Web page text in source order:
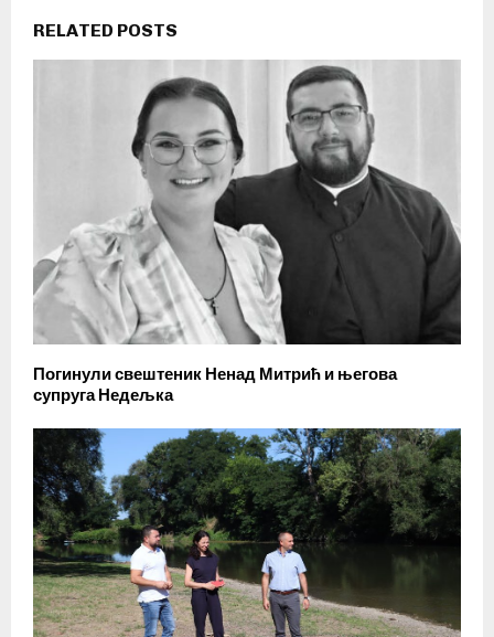
RELATED POSTS
Погинули свештеник Ненад Митрић и његова
супруга Недељка